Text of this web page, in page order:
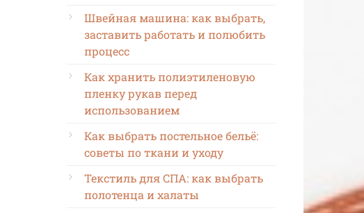
Швейная машина: как выбрать,
заставить работать и полюбить
процесс
Как хранить полиэтиленовую
пленку рукав перед
использованием
Как выбрать постельное бельё:
советы по ткани и уходу
Текстиль для СПА: как выбрать
полотенца и халаты